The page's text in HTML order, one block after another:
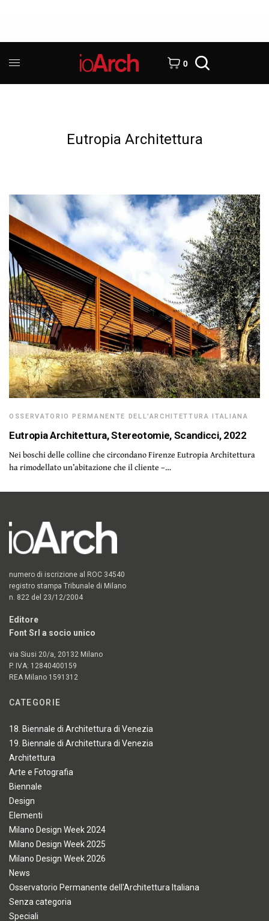
0
Eutropia Architettura
OSSERVATORIO PERMANENTE DELL'ARCHITETTURA ITALIANA
Eutropia Architettura, Stereotomie, Scandicci, 2022
Nei boschi delle colline che circondano Firenze Eutropia Architettura
ha rimodellato un’abitazione che il cliente –…
numero di iscrizione al ROC 34540
registro stampa Tribunale di Milano
n. 822 del 23/12/2004
Editore
Font Srl a socio unico
via Siusi 20/a, 20132 Milano
P. IVA: 12840400159
REA Milano 1591312
CATEGORIE
18. Biennale di Architettura di Venezia
19. Biennale di Architettura di Venezia
Architettura
Arte e Fotografia
Biennale
Design
Elementi
Milano Design Week 2024
Milano Design Week 2025
Milano Design Week 2026
News
Osservatorio Permanente dell'Architettura Italiana
Senza categoria
Speciali